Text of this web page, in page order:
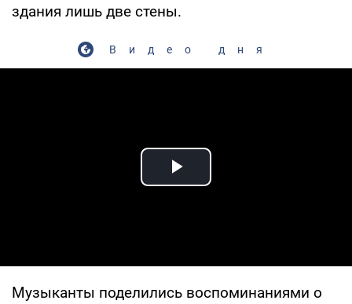
здания лишь две стены.
Видео дня
Play Video
Музыканты поделились воспоминаниями о